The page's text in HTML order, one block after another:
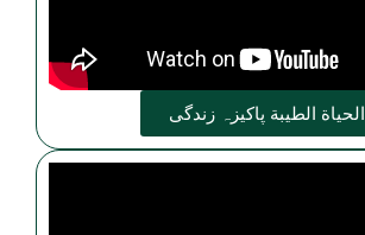
الحياة الطيبة پاکیزہ زندگی